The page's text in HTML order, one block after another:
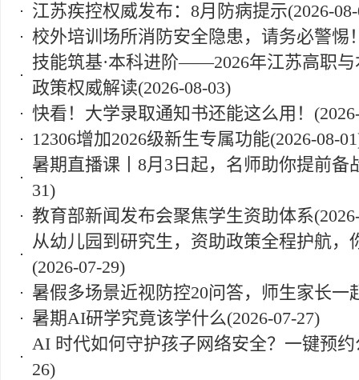
江苏疾控权威发布：8月防病提示(2026-
校外培训场所消防安全隐患，请务必警惕
技能筑基·本科进阶——2026年江苏高职与
政策权威解读(2026-08-03)
快看！大学录取通知书还能这么用！
12306增加2026级新生专属功能(2026-08-
暑期直播课丨8月3日起，名师助你提前备
31)
教育部新闻发布会聚焦学生资助体系
从幼儿园到研究生，资助政策全程护航，
(2026-07-29)
暑假多场景近视防控20问答，师生家长一
暑期AI研学究竟该学什么(2026-07-27)
AI 时代如何守护孩子网络安全？一键预
26)